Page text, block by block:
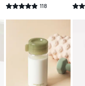
별점 4.9점 118
건 작성 별점